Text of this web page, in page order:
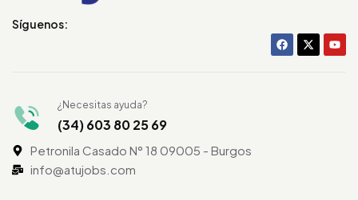
Síguenos:
¿Necesitas ayuda?
(34) 603 80 25 69
Petronila Casado N° 18 09005 - Burgos
info@atujobs.com